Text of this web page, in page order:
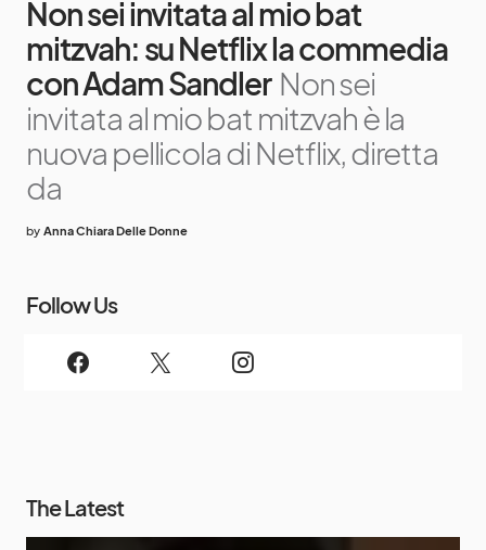
Non sei invitata al mio bat
mitzvah: su Netflix la commedia
con Adam Sandler Non sei
invitata al mio bat mitzvah è la
nuova pellicola di Netflix, diretta
da
by Anna Chiara Delle Donne
Follow Us
The Latest